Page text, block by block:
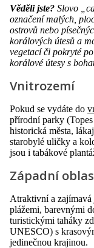
Věděli jste? Slovo
označení malých,
ostrovů nebo
korálových útesů a
vegetací či pokryté
korálové útesy s
Vnitrozemí
Pokud se vydáte do
přírodní parky
historická města,
starobylé uličky a
jsou i tabákové
Západní
Atraktivní a zajímavá
plážemi, barevnými
turistickými taháky
UNESCO) s
jedinečnou krajinou.